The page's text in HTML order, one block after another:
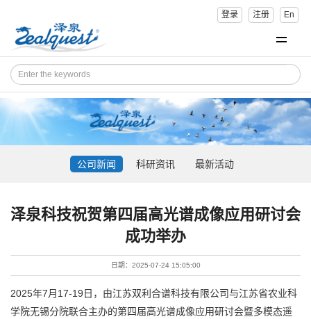
登录 注册 En
公司新闻 科研资讯 最新活动
泽泉科技祝贺第四届高光谱成像应用研讨会
成功举办
日期：2025-07-24 15:05:00
2025年7月17-19日，由江苏双利合谱科技有限公司与江苏省农业科
学院无锡分院联合主办的第四届高光谱成像应用研讨会暨多模态遥